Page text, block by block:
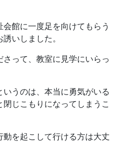
館に一度足を向けてもらう
いしました。
って、教室に見学にいらっ
うのは、本当に勇気がいる
じこもりになってしまうこ
を起こして行ける方は大丈